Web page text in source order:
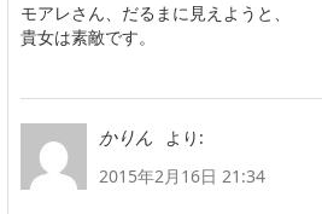
モアレさん、だるまに見えようと、
貴女は素敵です。
かりん
より:
2015年2月16日 21:34